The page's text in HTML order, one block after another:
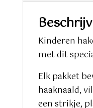
Kinderen
met dit
Elk pakket
haaknaald,
een strikje,